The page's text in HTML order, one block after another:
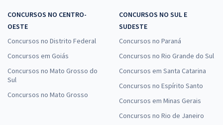
CONCURSOS NO CENTRO-
OESTE
Concursos no Distrito Federal
Concursos em Goiás
Concursos no Mato Grosso do
Sul
Concursos no Mato Grosso
CONCURSOS NO SUL E
SUDESTE
Concursos no Paraná
Concursos no Rio Grande do Sul
Concursos em Santa Catarina
Concursos no Espírito Santo
Concursos em Minas Gerais
Concursos no Rio de Janeiro